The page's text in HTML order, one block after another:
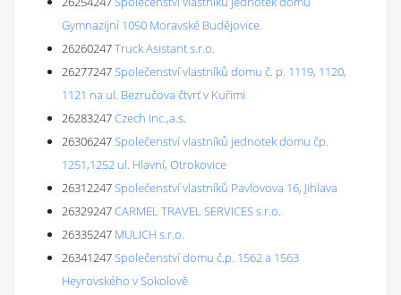
Gymnazijní 1050 Moravské Budějovice.
26260247Truck Asistant s.r.o.
26277247Společenství vlastníků domu č. p. 1119, 1120,
1121 na ul. Bezručova čtvrť v Kuřimi
26283247Czech Inc.,a.s.
26306247Společenství vlastníků jednotek domu čp.
1251,1252 ul. Hlavní, Otrokovice
26312247Společenství vlastníků Pavlovova 16, Jihlava
26329247CARMEL TRAVEL SERVICES s.r.o.
26335247 MULICH s.r.o.
26341247Společenství domu č.p. 1562 a 1563
Heyrovského v Sokolově